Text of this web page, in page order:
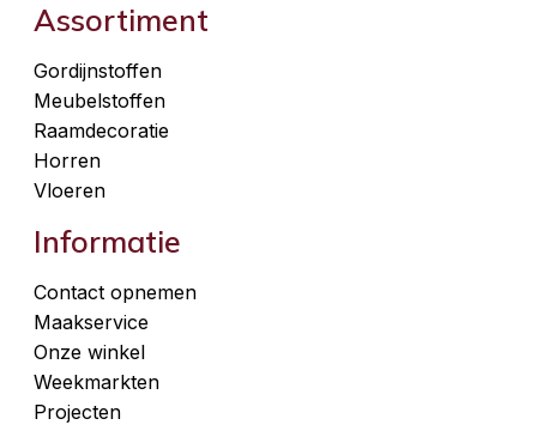
Assortiment
Gordijnstoffen
Meubelstoffen
Raamdecoratie
Horren
Vloeren
Informatie
Contact opnemen
Maakservice
Onze winkel
Weekmarkten
Projecten